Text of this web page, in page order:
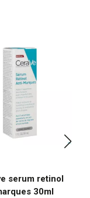
serum retinol
30ml